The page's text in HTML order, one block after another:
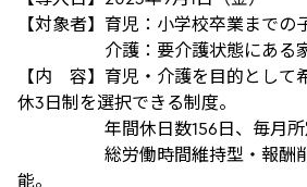
【対象者】育児：小学校卒業までの
介護：要介護状態にある家
【内 容】育児・介護を目的として
休3日制を選択できる制度。
年間休日数156日、毎月所定
総労働時間維持型・報酬削
能。